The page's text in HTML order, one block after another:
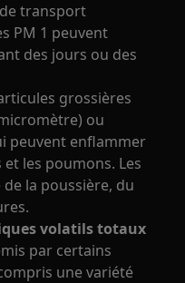
transport
PM 1 peuvent
des jours ou des
grossières
ou
peuvent enflammer
les poumons. Les
la poussière, du
volatils totaux
par certains
une variété